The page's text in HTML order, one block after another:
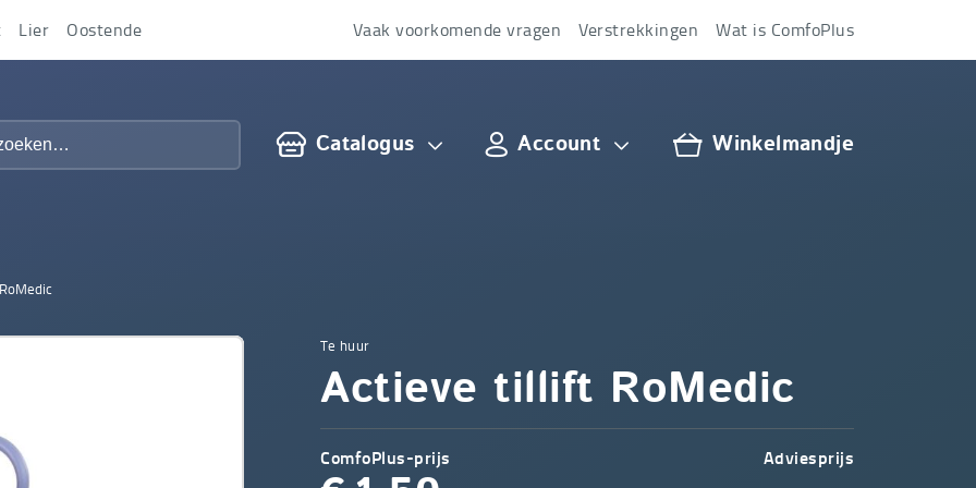
Comfoplus
-
Te huur
Actieve tillift RoMedic
ComfoPlus-prijs Adviesprijs
Lier Oostende
Over
Vaak voorkomende vragen Verstrekkingen Wat is ComfoPlus
Catalogus Account Winkelmandje